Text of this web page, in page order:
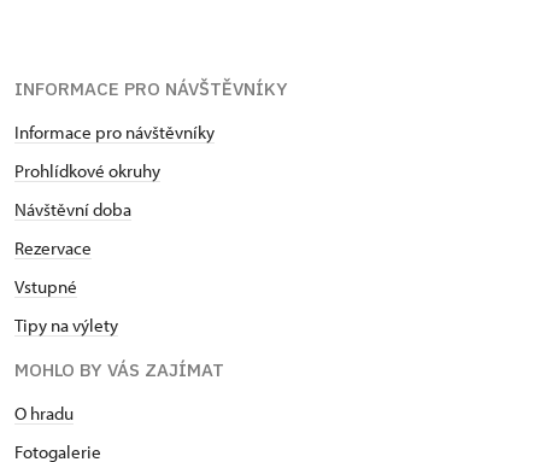
INFORMACE PRO NÁVŠTĚVNÍKY
Informace pro návštěvníky
Prohlídkové okruhy
Návštěvní doba
Rezervace
Vstupné
Tipy na výlety
MOHLO BY VÁS ZAJÍMAT
O hradu
Fotogalerie